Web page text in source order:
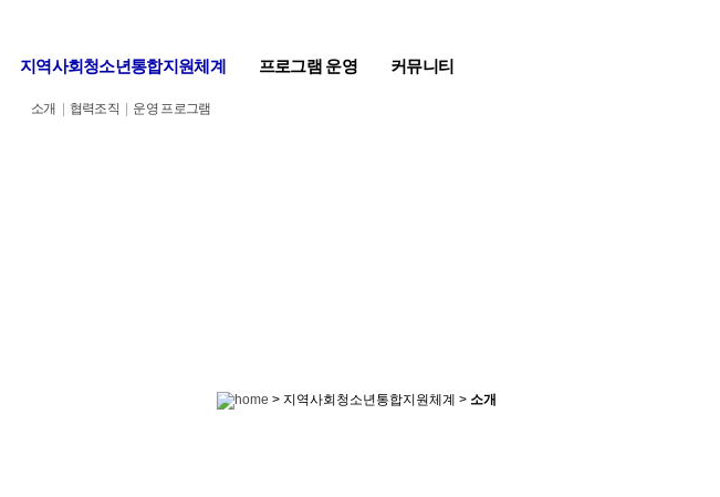
지역사회청소년통합지원체계
소개 협력조직 운영 프로그램
프로그램 운영 커뮤니티
> 지역사회청소년통합지원체계 > 소개